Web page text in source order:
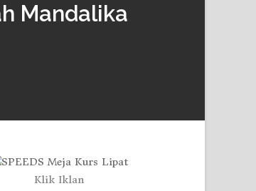
Mandalika
Klik Iklan